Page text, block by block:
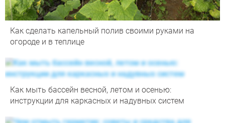
Как сделать капельный полив своими руками на
огороде и в теплице
Как мыть бассейн весной, летом и осенью:
инструкции для каркасных и надувных систем